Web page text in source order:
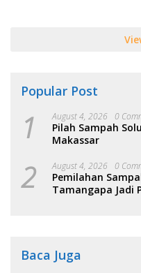
Popular Post
1 August 4, 2026 0
Pilah Sampah
Makassar
2 August 4, 2026 0
Pemilahan
Tamangapa Jadi
Baca Juga